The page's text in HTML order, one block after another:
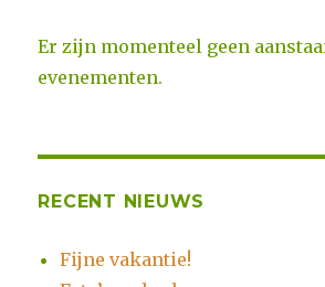
Er zijn momenteel geen
evenementen.
RECENT NIEUWS
Fijne vakantie!